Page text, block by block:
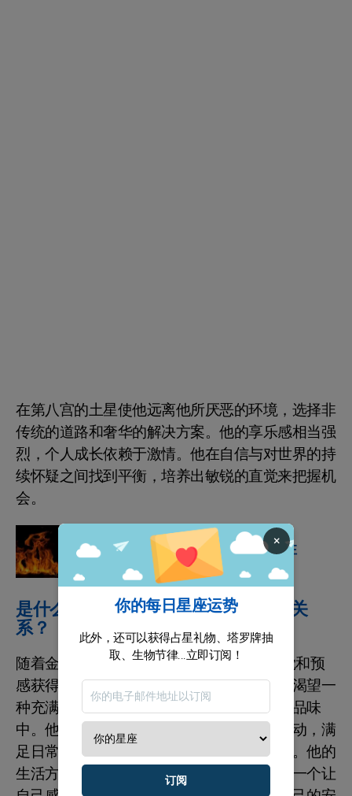
在第八宫的土星使他远离他所厌恶的环境，选择非
传统的道路和奢华的解决方案。他的享乐感相当强
烈，个人成长依赖于激情。他在自信与对世界的持
续怀疑之间找到平衡，培养出敏锐的直觉来把握机
会。
十二生肖
发现火这个元素的重要性
是什么驱动马克·雅可布的爱情生活和关
系？
随着金星位于双鱼座，马克·雅可布通过直觉和预
感获得灵感，常常抑制自己强烈的情感。他渴望一
种充满乐趣的生活，沉浸在他精致而感性的品味
中。他并不固执于自己的欲望，而是随情而动，满
足日常需求，即使这意味着要做出某些牺牲。他的
生活方式反映了他的情感脆弱，促使他寻求一个让
×
你的每日星座运势
此外，还可以获得占星礼物、塔罗牌抽
取、生物节律...立即订阅！
订阅